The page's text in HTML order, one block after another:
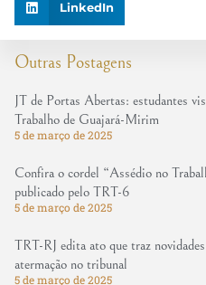
Outras Postagens
JT de Portas Abertas: estudantes
Trabalho de Guajará-Mirim
5 de março de 2025
Confira o cordel “Assédio no
publicado pelo TRT-6
5 de março de 2025
TRT-RJ edita ato que traz
atermação no tribunal
5 de março de 2025
LinkedIn